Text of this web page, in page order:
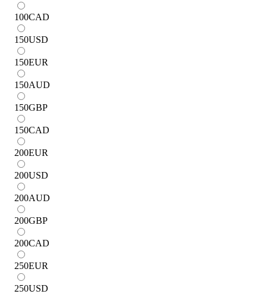
100CAD
150USD
150EUR
150AUD
150GBP
150CAD
200EUR
200USD
200AUD
200GBP
200CAD
250EUR
250USD